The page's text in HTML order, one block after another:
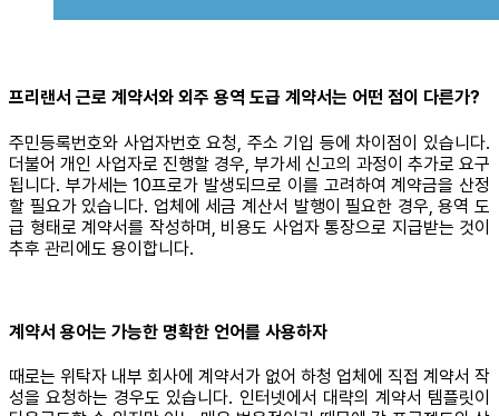
프리랜서 근로 계약서와 외주 용역 도급 계약서는 어떤 점이 다른가?
주민등록번호와 사업자번호 요청, 주소 기입 등에 차이점이 있습니다.
더불어 개인 사업자로 진행할 경우, 부가세 신고의 과정이 추가로 요구
됩니다. 부가세는 10프로가 발생되므로 이를 고려하여 계약금을 산정
할 필요가 있습니다. 업체에 세금 계산서 발행이 필요한 경우, 용역 도
급 형태로 계약서를 작성하며, 비용도 사업자 통장으로 지급받는 것이
추후 관리에도 용이합니다.
계약서 용어는 가능한 명확한 언어를 사용하자
때로는 위탁자 내부 회사에 계약서가 없어 하청 업체에 직접 계약서 작
성을 요청하는 경우도 있습니다. 인터넷에서 대략의 계약서 템플릿이